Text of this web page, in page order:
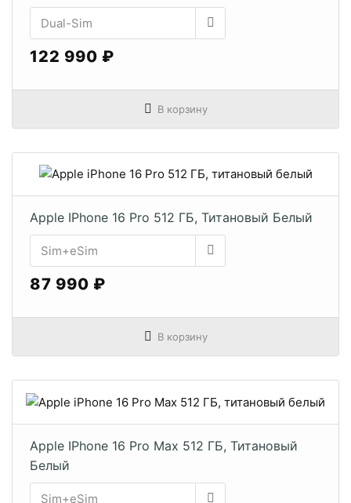
122 990 ₽
В корзину
Apple IPhone 16 Pro 512 ГБ, Титановый Белый
87 990 ₽
В корзину
Apple IPhone 16 Pro Max 512 ГБ, Титановый
Белый